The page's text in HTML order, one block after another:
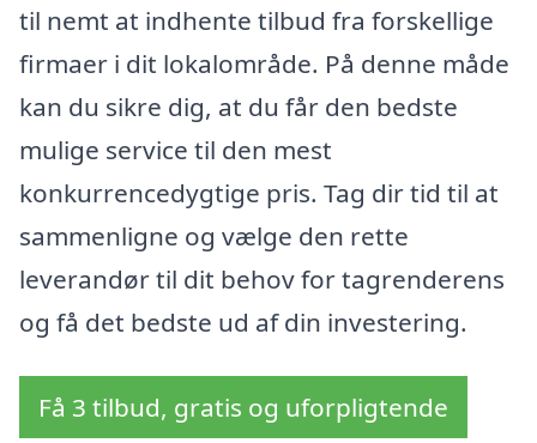
til nemt at indhente tilbud fra forskellige
firmaer i dit lokalområde. På denne måde
kan du sikre dig, at du får den bedste
mulige service til den mest
konkurrencedygtige pris. Tag dir tid til at
sammenligne og vælge den rette
leverandør til dit behov for tagrenderens
og få det bedste ud af din investering.
Få 3 tilbud, gratis og uforpligtende